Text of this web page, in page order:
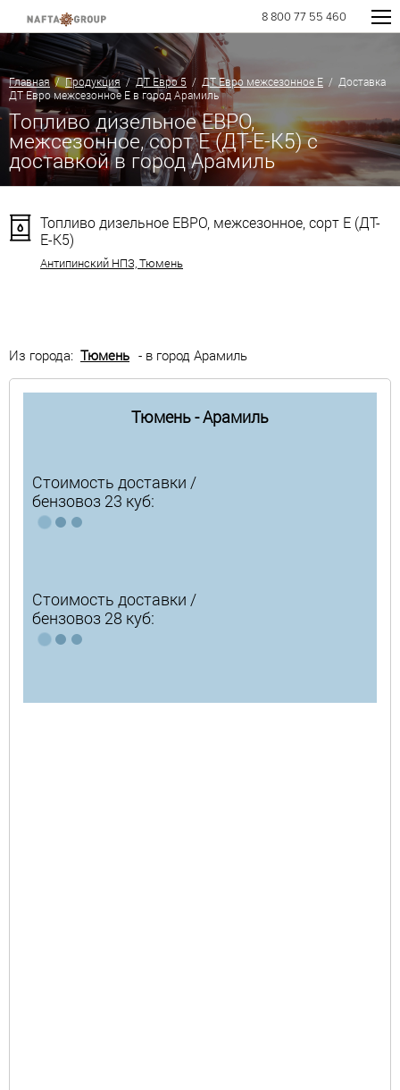
8 800 77 55 460
Главная/Продукция/ДТ Евро 5 / ДТ Евро межсезонное Е / Доставка
ДТ Евро межсезонное Е в город Арамиль
Топливо дизельное ЕВРО,
межсезонное, сорт Е (ДТ-Е-К5) с
доставкой в город Арамиль
Топливо дизельное ЕВРО, межсезонное, сорт Е (ДТ-
Е-К5)
Антипинский НПЗ, Тюмень
Из города: Тюмень - в город Арамиль
Тюмень - Арамиль
Стоимость доставки /
бензовоз 23 куб:
Стоимость доставки /
бензовоз 28 куб: